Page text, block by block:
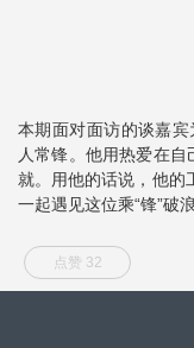
本期面对面访的谈嘉
人常锋。他用热爱在自
就。用他的话说，他的
一起遇见这位乘“锋”破
点赞 32